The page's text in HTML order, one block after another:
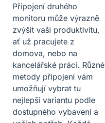
Připojení druhého
monitoru může výrazně
zvýšit vaši produktivitu,
ať už pracujete z
domova, nebo na
kancelářské práci. Různé
metody připojení vám
umožňují vybrat tu
nejlepší variantu podle
dostupného vybavení a